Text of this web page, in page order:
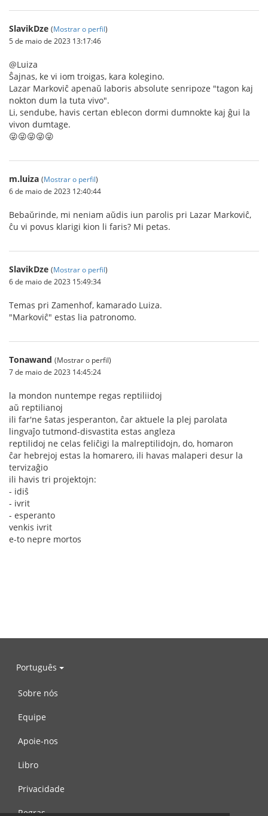
SlavikDze (Mostrar o perfil)
5 de maio de 2023 13:17:46
@Luiza
Ŝajnas, ke vi iom troigas, kara kolegino.
Lazar Markoviĉ apenaŭ laboris absolute senripoze "tagon kaj
nokton dum la tuta vivo".
Li, sendube, havis certan eblecon dormi dumnokte kaj ĝui la
vivon dumtage.
😜😜😜😜😜
m.luiza (Mostrar o perfil)
6 de maio de 2023 12:40:44
Bebaŭrinde, mi neniam aŭdis iun parolis pri Lazar Markoviĉ,
ĉu vi povus klarigi kion li faris? Mi petas.
SlavikDze (Mostrar o perfil)
6 de maio de 2023 15:49:34
Temas pri Zamenhof, kamarado Luiza.
"Markoviĉ" estas lia patronomo.
Tonawand (Mostrar o perfil)
7 de maio de 2023 14:45:24
la mondon nuntempe regas reptiliidoj
aŭ reptilianoj
ili far'ne ŝatas jesperanton, ĉar aktuele la plej parolata
lingvaĵo tutmond-disvastita estas angleza
reptilidoj ne celas feliĉigi la malreptilidojn, do, homaron
ĉar hebrejoj estas la homarero, ili havas malaperi desur la
tervizaĝio
ili havis tri projektojn:
- idiŝ
- ivrit
- esperanto
venkis ivrit
e-to nepre mortos
Português
Sobre nós
Equipe
Apoie-nos
Libro
Privacidade
Regras